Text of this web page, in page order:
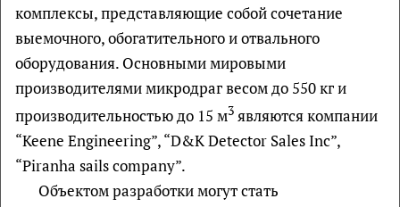
комплексы, представляющие собой сочетание
выемочного, обогатительного и отвального
оборудования. Основными мировыми
производителями микродраг весом до 550 кг и
производительностью до 15 м3 являются компании
“Keene Engineering”, “D&K Detector Sales Inc”,
“Piranha sails company”.
Объектом разработки могут стать